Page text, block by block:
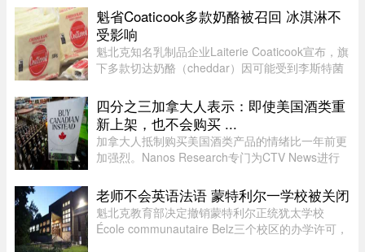
Cosgrove 和 Matt Penney 夫 ...
魁省Coaticook多款奶酪被召回 冰淇淋不
受影响
魁北克知名乳制品企业Laiterie Coaticook宣布，旗
下多款切达奶酪（cheddar）因可能受到李斯特菌
产批次，初步判断为交叉污染导致。召回涉及多种
规格的温和切达奶酪，包 ...
四分之三加拿大人表示：即使美国酒类重
新上架，也不会购买 ...
加拿大人抵制购买美国酒类产品的情绪比一年前更
加强烈。Nanos Research专门为CTV News进行
大人表示，即使美国酒类重新摆上货架，他们也不
太可能购买。 ...
老师不会英语法语 蒙特利尔一学校被关闭
魁北克教育部决定撤销蒙特利尔正统犹太学校
École communautaire Belz三个校区的办学许可，